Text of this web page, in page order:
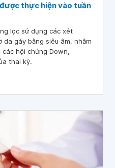
thực hiện vào tuần
lọc sử dụng các xét
da gáy bằng siêu âm, nhằm
hội chứng Down,
thai kỳ.